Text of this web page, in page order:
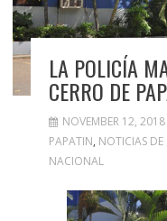
LA POLICÍA
CERRO DE
NOVEMBER 12, 2018
PAPATIN, NOTICIAS
NACIONAL